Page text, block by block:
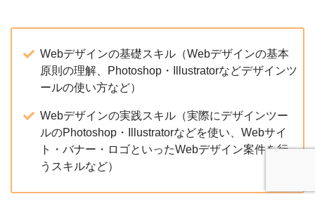
Webデザインの基礎スキル（Webデザインの基本
原則の理解、Photoshop・Illustratorなどデザインツ
ールの使い方など）
Webデザインの実践スキル（実際にデザインツー
ルのPhotoshop・Illustratorなどを使い、Webサイ
ト・バナー・ロゴといったWebデザイン案件を行
うスキルなど）